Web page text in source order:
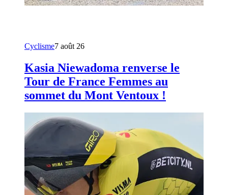
Cyclisme7 août 26
Kasia Niewadoma renverse le
Tour de France Femmes au
sommet du Mont Ventoux !